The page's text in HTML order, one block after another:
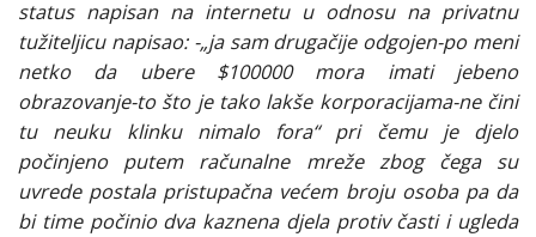
status napisan na internetu u odnosu na privatnu
tužiteljicu napisao: -„ja sam drugačije odgojen-po meni
netko da ubere $100000 mora imati jebeno
obrazovanje-to što je tako lakše korporacijama-ne čini
tu neuku klinku nimalo fora“ pri čemu je djelo
počinjeno putem računalne mreže zbog čega su
uvrede postala pristupačna većem broju osoba pa da
bi time počinio dva kaznena djela protiv časti i ugleda